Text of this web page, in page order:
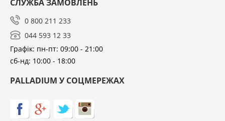
СЛУЖБА ЗАМОВЛЕНЬ
0 800 211 233
044 593 12 33
Графік: пн-пт: 09:00 - 21:00
сб-нд: 10:00 - 18:00
PALLADIUM У СОЦМЕРЕЖАХ